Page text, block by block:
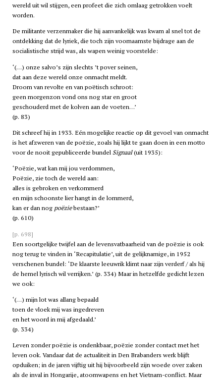
wereld uit wil stijgen, een profeet die zich omlaag getrokken voelt
worden.
De militante verzenmaker die hij aanvankelijk was kwam al snel tot de
ontdekking dat de lyriek, die toch zijn voornaamste bijdrage aan de
socialistische strijd was, als wapen weinig voorstelde:
‘(…) onze salvo’s zijn slechts ’t pover seinen,
dat aan deze wereld onze onmacht meldt.
Droom van revolte en van poëtisch schroot:
geen morgenzon vond ons nog star en groot
geschouderd met de kolven aan de voeten…’
(p. 83)
Dit schreef hij in 1933. Eén mogelijke reactie op dit gevoel van onmacht
is het afzweren van de poëzie, zoals hij lijkt te gaan doen in een motto
voor de nooit gepubliceerde bundel Signaal(uit 1935):
‘Poëzie, wat kan mij jou verdommen,
Poëzie, zie toch de wereld aan:
alles is gebroken en verkommerd
en mijn schoonste lier hangt in de lommerd,
kan er dan nog poëziebestaan?’
(p. 610)
[p. 698]
Een soortgelijke twijfel aan de levensvatbaarheid van de poëzie is ook
nog terug te vinden in ‘Recapitulatie’, uit de gelijknamige, in 1952
verschenen bundel: ‘De klaarste leeuwrik klimt naar zijn verderf / als hij
de hemel lyrisch wil verrijken.’ (p. 334) Maar in hetzelfde gedicht lezen
we ook:
‘(…) mijn lot was allang bepaald
toen de vloek mij was ingedreven
en het woord in mij afgedaald.’
(p. 334)
Leven zonder poëzie is ondenkbaar, poëzie zonder contact met het
leven ook. Vandaar dat de actualiteit in Den Brabanders werk blijft
opduiken; in de jaren vijftig uit hij bijvoorbeeld zijn woede over zaken
als de inval in Hongarije, atoomwapens en het Vietnam-conflict. Maar